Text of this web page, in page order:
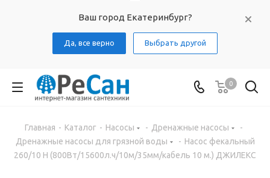
Ваш город Екатеринбург?
Да, все верно Выбрать другой
0
Главная - Каталог - Насосы - Дренажные насосы
-
Дренажные насосы для грязной воды
- Насос фекальный
260/10 Н (800Вт/15600л.ч/10м/35мм/кабель 10 м.) ДЖИЛЕКС